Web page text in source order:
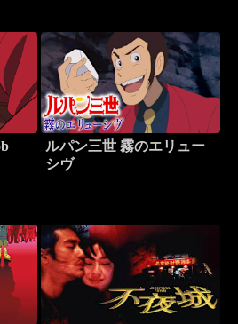
ルパン三世 霧のエリュー
シヴ